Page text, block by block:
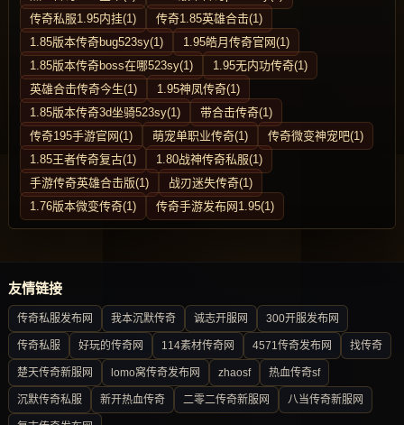
传奇私服1.95内挂(1)
传奇1.85英雄合击(1)
1.85版本传奇bug523sy(1)
1.95皓月传奇官网(1)
1.85版本传奇boss在哪523sy(1)
1.95无内功传奇(1)
英雄合击传奇今生(1)
1.95神凤传奇(1)
1.85版本传奇3d坐骑523sy(1)
带合击传奇(1)
传奇195手游官网(1)
萌宠单职业传奇(1)
传奇微变神宠吧(1)
1.85王者传奇复古(1)
1.80战神传奇私服(1)
手游传奇英雄合击版(1)
战刃迷失传奇(1)
1.76版本微变传奇(1)
传奇手游发布网1.95(1)
友情链接
传奇私服发布网 我本沉默传奇 诚志开服网 300开服发布网
传奇私服 好玩的传奇网 114素材传奇网 4571传奇发布网 找传奇
楚天传奇新服网 lomo窝传奇发布网 zhaosf 热血传奇sf
沉默传奇私服 新开热血传奇 二零二传奇新服网 八当传奇新服网